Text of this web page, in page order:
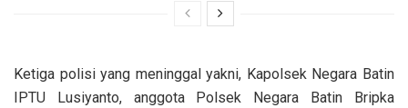
Ketiga polisi yang meninggal yakni, Kapolsek Negara Batin
IPTU Lusiyanto, anggota Polsek Negara Batin Bripka